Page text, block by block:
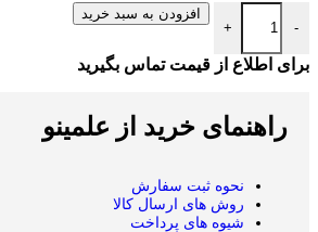
-
+
افزودن به سبد خرید
برای اطلاع از قیمت تماس بگیرید
راهنمای خرید از علمینو
نحوه ثبت سفارش
روش های ارسال کالا
شیوه های پرداخت